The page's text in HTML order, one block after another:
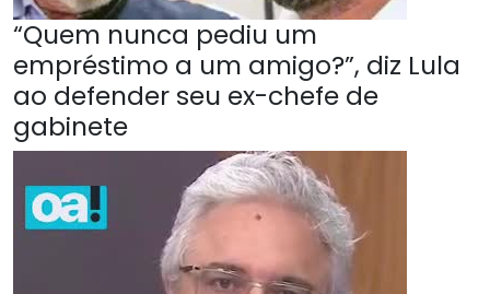
“Quem nunca pediu um
empréstimo a um amigo?”, diz Lula
ao defender seu ex-chefe de
gabinete